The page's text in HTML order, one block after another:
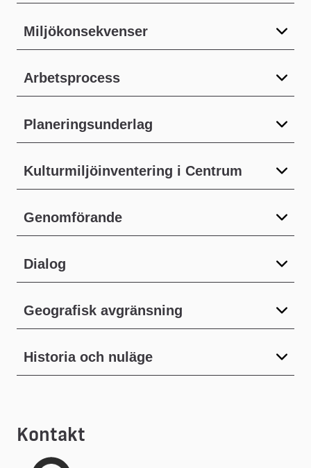
Miljökonsekvenser
Arbetsprocess
Planeringsunderlag
Kulturmiljöinventering i Centrum
Genomförande
Dialog
Geografisk avgränsning
Historia och nuläge
Kontakt